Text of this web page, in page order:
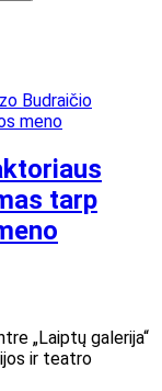
tarp
„Laiptų galerija“
ir teatro